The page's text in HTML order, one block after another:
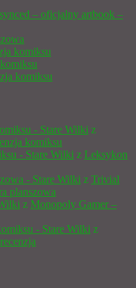
– oficjalny artbook –
komiksu
komiksu
- Stare Wilki z
komiksu
- Stare Wilki z Leksykon
- Stare Wilki z Trivial
planszowa
z Monopoly Gamer –
- Stare Wilki z